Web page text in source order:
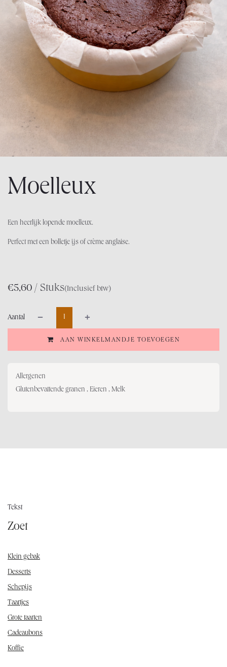
Moelleux
Een heerlijk lopende moelleux.
Perfect met een bolletje ijs of crème anglaise.
5,60
€ / Stuks(Inclusief btw)
AAN WINKELMANDJE TOEVOEGEN
Aantal
Allergenen
Glutenbevattende granen , Eieren , Melk
Tekst
Zoet
Klein gebak
Desserts
Schepijs
Taartjes
Grote taarten
Cadeaubons
Koffie